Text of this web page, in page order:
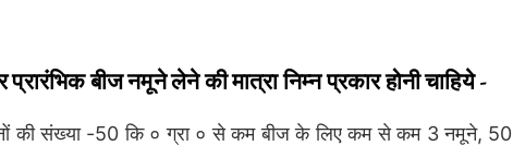
बीज नमूने लेने की मात्रा निम्न प्रकार होनी चाहिये -
की संख्या -50 कि ० ग्रा ० से कम बीज के लिए कम से कम 3 नमूने, 50